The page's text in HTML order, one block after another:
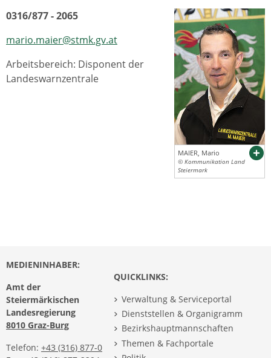
MAIER, Mario
© Kommunikation Land
Steiermark
0316/877 - 2065
mario.maier@stmk.gv.at
Arbeitsbereich: Disponent der
Landeswarnzentrale
MEDIENINHABER:
Amt der
Steiermärkischen
Landesregierung
8010 Graz-Burg
Telefon: +43 (316) 877-0
QUICKLINKS:
Verwaltung & Serviceportal
Dienststellen & Organigramm
Bezirkshauptmannschaften
Themen & Fachportale